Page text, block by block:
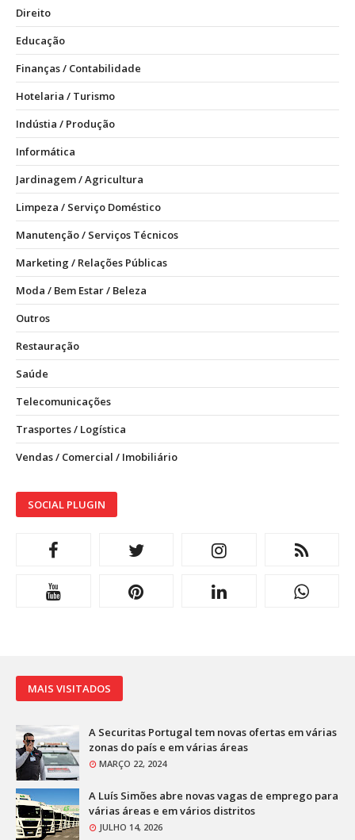
Direito
Educação
Finanças / Contabilidade
Hotelaria / Turismo
Indústia / Produção
Informática
Jardinagem / Agricultura
Limpeza / Serviço Doméstico
Manutenção / Serviços Técnicos
Marketing / Relações Públicas
Moda / Bem Estar / Beleza
Outros
Restauração
Saúde
Telecomunicações
Trasportes / Logística
Vendas / Comercial / Imobiliário
SOCIAL PLUGIN
MAIS VISITADOS
A Securitas Portugal tem novas ofertas em várias
zonas do país e em várias áreas
MARÇO 22, 2024
A Luís Simões abre novas vagas de emprego para
várias áreas e em vários distritos
JULHO 14, 2026